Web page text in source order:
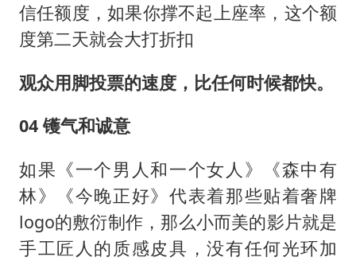
信任额度，如果你撑不起上座率，这个额
度第二天就会大打折扣
观众用脚投票的速度，比任何时候都快。
04 镬气和诚意
如果《一个男人和一个女人》《森中有
林》《今晚正好》代表着那些贴着奢牌
logo的敷衍制作，那么小而美的影片就是
手工匠人的质感皮具，没有任何光环加